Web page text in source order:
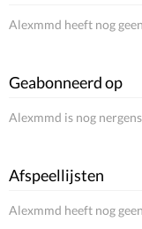
Alexmmd heeft nog
Geabonneerd op
Alexmmd is nog
Afspeellijsten
Alexmmd heeft nog